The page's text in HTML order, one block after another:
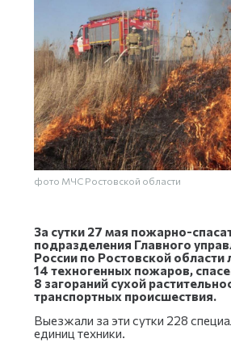
фото МЧС Ростовской области
За сутки 27 мая пожарно-
подразделения Главного
России по Ростовской области
14 техногенных пожаров,
8 загораний сухой
транспортных происшествия.
Выезжали за эти сутки 228
единиц техники.